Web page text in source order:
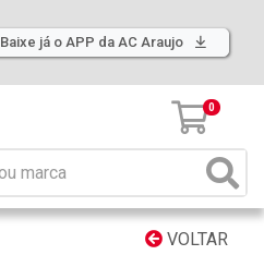
Baixe já o APP da AC Araujo
0
VOLTAR